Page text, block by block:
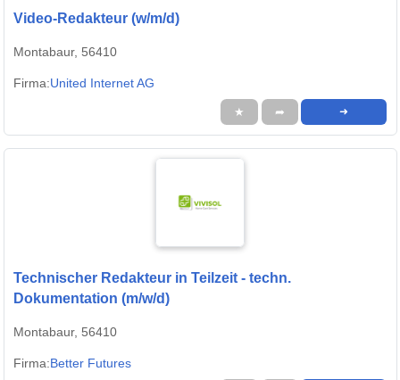
Video-Redakteur (w/m/d)
Montabaur, 56410
Firma:United Internet AG
★ ➦ ➜
Technischer Redakteur in Teilzeit - techn.
Dokumentation (m/w/d)
Montabaur, 56410
Firma:Better Futures